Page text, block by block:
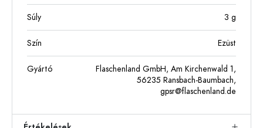
Súly 3 g
Szín Ezüst
Gyártó
Flaschenland GmbH, Am Kirchenwald 1,
56235 Ransbach-Baumbach,
gpsr@flaschenland.de